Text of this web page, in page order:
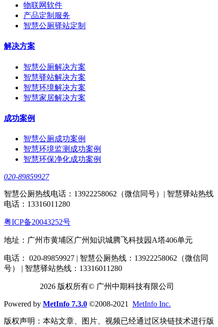
物联网软件
产品定制服务
智慧公厕驿站定制
解决方案
智慧公厕解决方案
智慧驿站解决方案
智慧环境解决方案
智慧家居解决方案
成功案例
智慧公厕成功案例
智慧环境监测成功案例
智慧环保净化成功案例
020-89859927
智慧公厕热线电话：13922258062（微信同号）| 智慧驿站热线
电话：13316011280
粤ICP备20043252号
地址：广州市黄埔区广州知识城腾飞科技园A塔406单元
电话： 020-89859927 | 智慧公厕热线：13922258062（微信同
号） | 智慧驿站热线：13316011280
2026 版权所有© 广州中期科技有限公司
Powered by MetInfo 7.3.0 ©2008-2021 MetInfo Inc.
版权声明：本站文章、图片、视频已经通过区块链技术进行版